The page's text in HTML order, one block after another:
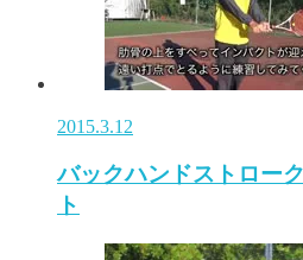
2015.3.12
バックハンドストロー
ト